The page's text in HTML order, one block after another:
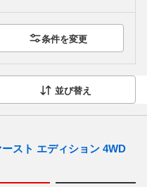
条件を変更
並び替え
スト エディション 4WD